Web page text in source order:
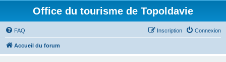
Office du tourisme de Topoldavie
FAQ Connexion
Inscription
Accueil du forum